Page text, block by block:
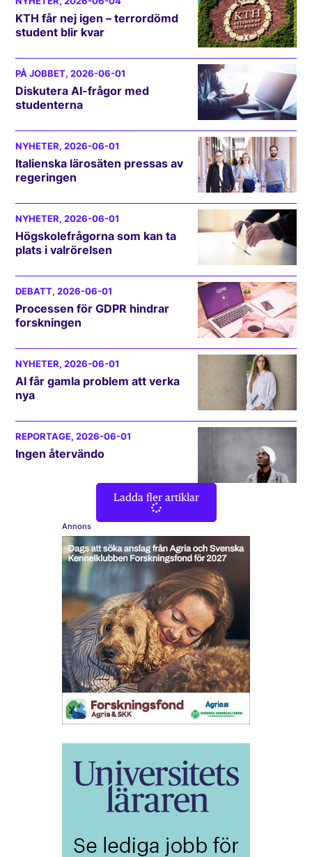
KTH får nej igen – terrordömd
student blir kvar
PÅ JOBBET, 2026-06-01
Diskutera AI-frågor med
studenterna
NYHETER, 2026-06-01
Italienska lärosäten pressas av
regeringen
NYHETER, 2026-06-01
Högskolefrågorna som kan ta
plats i valrörelsen
DEBATT, 2026-06-01
Processen för GDPR hindrar
forskningen
NYHETER, 2026-06-01
AI får gamla problem att verka
nya
REPORTAGE, 2026-06-01
Ingen återvändo
Ladda fler artiklar
Annons